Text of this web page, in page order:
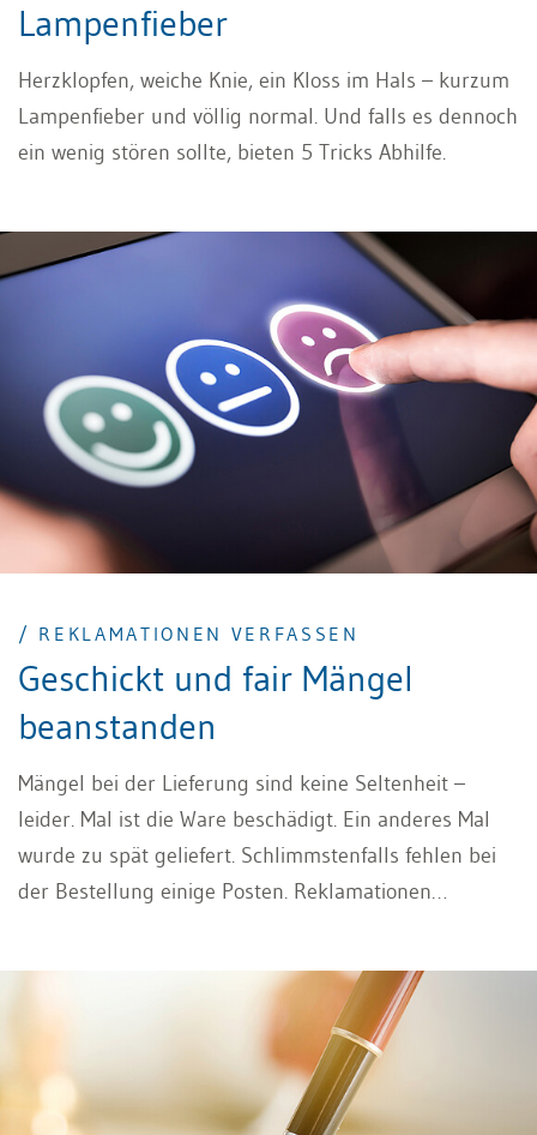
Lampenfieber
Herzklopfen, weiche Knie, ein Kloss im Hals – kurzum
Lampenfieber und völlig normal. Und falls es dennoch
ein wenig stören sollte, bieten 5 Tricks Abhilfe.
/ REKLAMATIONEN VERFASSEN
Geschickt und fair Mängel
beanstanden
Mängel bei der Lieferung sind keine Seltenheit –
leider. Mal ist die Ware beschädigt. Ein anderes Mal
wurde zu spät geliefert. Schlimmstenfalls fehlen bei
der Bestellung einige Posten. Reklamationen
und eine zufriedenstellende Lösung zu erreichen.